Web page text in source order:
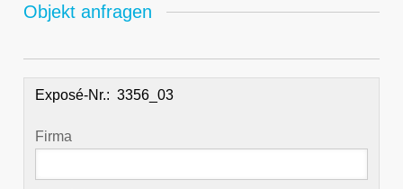
Objekt anfragen
Exposé-Nr.:
Firma